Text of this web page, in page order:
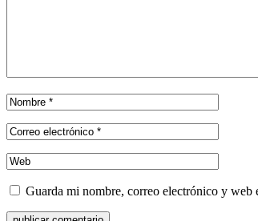
Guarda mi nombre, correo electrónico y web